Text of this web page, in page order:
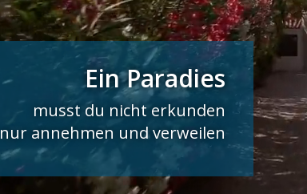
Ein Paradies
musst du nicht erkunden
nur annehmen und verweilen